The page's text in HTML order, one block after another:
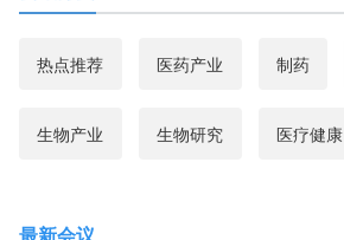
热点推荐 医药产业 制药
生物产业 生物研究 医疗健康
最新会议